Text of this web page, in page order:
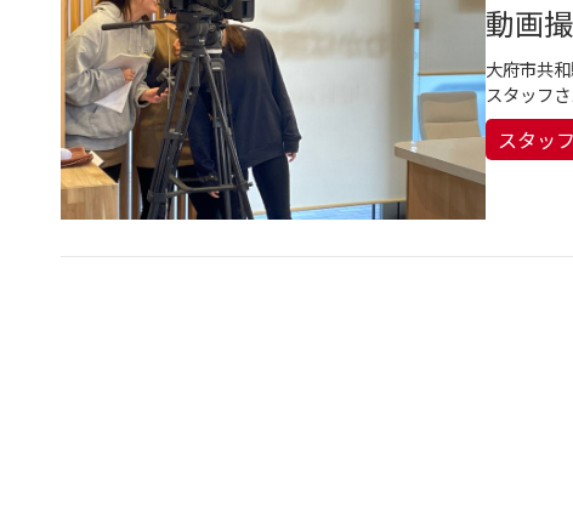
動画
大府市共
スタッフ
スタッ